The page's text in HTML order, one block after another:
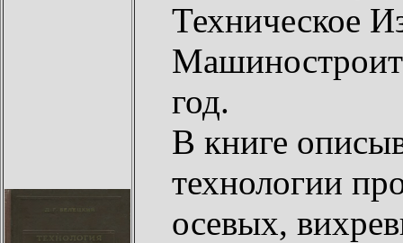
Техническое
год.
В книге
технологии
осевых,